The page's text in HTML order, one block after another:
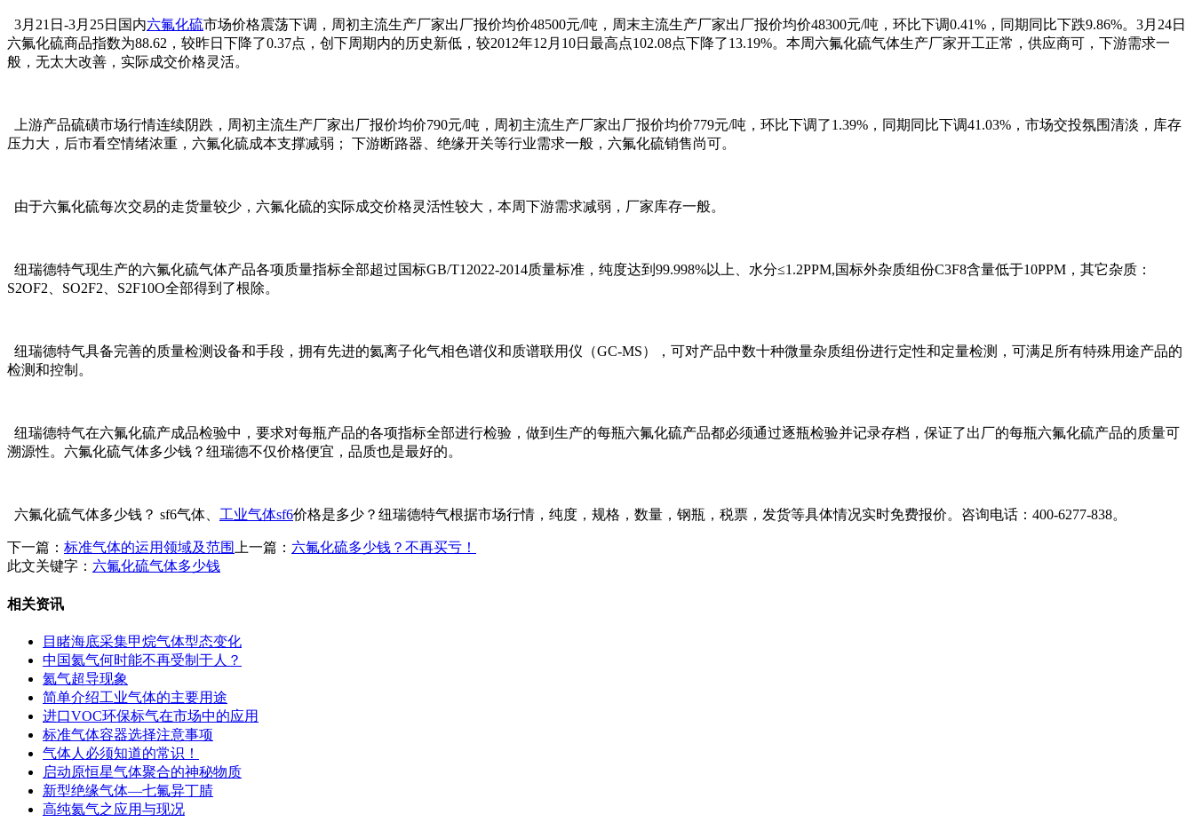
3月21日-3月25日国内六氟化硫市场价格震荡下调，周初主流生产厂家出厂报价均价48500元/吨，周末主流生产厂家出厂报价均价48300元/吨，环比下调0.41%，同期同比下跌9.86%。3月24日
六氟化硫商品指数为88.62，较昨日下降了0.37点，创下周期内的历史新低，较2012年12月10日最高点102.08点下降了13.19%。本周六氟化硫气体生产厂家开工正常，供应商可，下游需求一
般，无太大改善，实际成交价格灵活。
上游产品硫磺市场行情连续阴跌，周初主流生产厂家出厂报价均价790元/吨，周初主流生产厂家出厂报价均价779元/吨，环比下调了1.39%，同期同比下调41.03%，市场交投氛围清淡，库存
压力大，后市看空情绪浓重，六氟化硫成本支撑减弱； 下游断路器、绝缘开关等行业需求一般，六氟化硫销售尚可。
由于六氟化硫每次交易的走货量较少，六氟化硫的实际成交价格灵活性较大，本周下游需求减弱，厂家库存一般。
纽瑞德特气现生产的六氟化硫气体产品各项质量指标全部超过国标GB/T12022-2014质量标准，纯度达到99.998%以上、水分≤1.2PPM,国标外杂质组份C3F8含量低于10PPM，其它杂质：
S2OF2、SO2F2、S2F10O全部得到了根除。
纽瑞德特气具备完善的质量检测设备和手段，拥有先进的氦离子化气相色谱仪和质谱联用仪（GC-MS），可对产品中数十种微量杂质组份进行定性和定量检测，可满足所有特殊用途产品的
检测和控制。
纽瑞德特气在六氟化硫产成品检验中，要求对每瓶产品的各项指标全部进行检验，做到生产的每瓶六氟化硫产品都必须通过逐瓶检验并记录存档，保证了出厂的每瓶六氟化硫产品的质量可
溯源性。六氟化硫气体多少钱？纽瑞德不仅价格便宜，品质也是最好的。
六氟化硫气体多少钱？ sf6气体、 工业气体sf6价格是多少？纽瑞德特气根据市场行情，纯度，规格，数量，钢瓶，税票，发货等具体情况实时免费报价。咨询电话：400-6277-838。
下一篇： 标准气体的运用领域及范围 上一篇： 六氟化硫多少钱？不再买亏！
此文关键字： 六氟化硫气体多少钱
相关资讯
目睹海底采集甲烷气体型态变化
中国氦气何时能不再受制于人？
氦气超导现象
简单介绍工业气体的主要用途
进口VOC环保标气在市场中的应用
标准气体容器选择注意事项
气体人必须知道的常识！
启动原恒星气体聚合的神秘物质
新型绝缘气体—七氟异丁腈
高纯氦气之应用与现况